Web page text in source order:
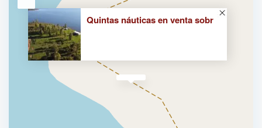
Quintas náuticas en venta sobr